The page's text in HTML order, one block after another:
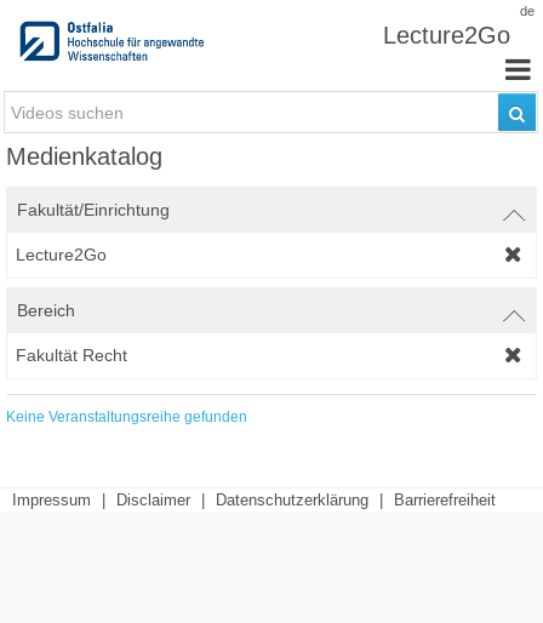
de
Lecture2Go
Medienkatalog
Fakultät/Einrichtung
Lecture2Go
Bereich
Fakultät Recht
Keine Veranstaltungsreihe gefunden
Impressum Disclaimer Datenschutzerklärung Barrierefreiheit